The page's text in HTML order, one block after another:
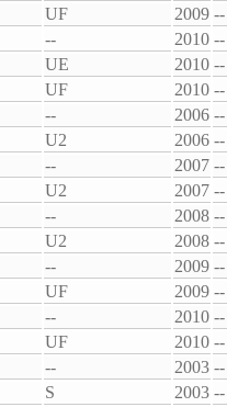
UF 2009 --
-- 2010 --
UE 2010 --
UF 2010 --
-- 2006 --
U2 2006 --
-- 2007 --
U2 2007 --
-- 2008 --
U2 2008 --
-- 2009 --
UF 2009 --
-- 2010 --
UF 2010 --
-- 2003 --
S 2003 --